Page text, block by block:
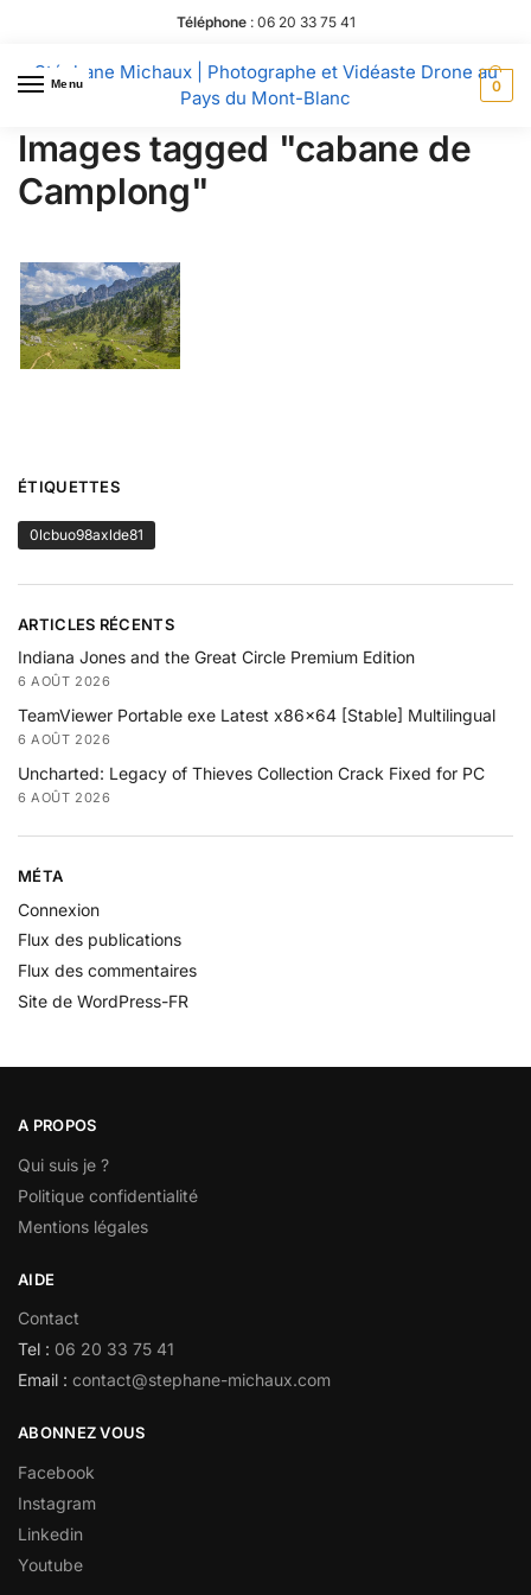
Téléphone: 06 20 33 75 41
Menu
Stéphane Michaux | Photographe et Vidéaste Drone au
Pays du Mont-Blanc
0
Images tagged "cabane de
Camplong"
ÉTIQUETTES
0lcbuo98axlde81
ARTICLES RÉCENTS
Indiana Jones and the Great Circle Premium Edition
6 AOÛT 2026
TeamViewer Portable exe Latest x86x64 [Stable] Multilingual
6 AOÛT 2026
Uncharted: Legacy of Thieves Collection Crack Fixed for PC
6 AOÛT 2026
MÉTA
Connexion
Flux des publications
Flux des commentaires
Site de WordPress-FR
A PROPOS
Qui suis je ?
Politique confidentialité
Mentions légales
AIDE
Contact
Tel : 06 20 33 75 41
Email : contact@stephane-michaux.com
ABONNEZ VOUS
Facebook
Instagram
Linkedin
Youtube